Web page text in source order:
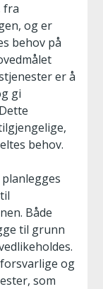
fra
og er
behov på
er å
gi
behov.
Både
til grunn
og
som